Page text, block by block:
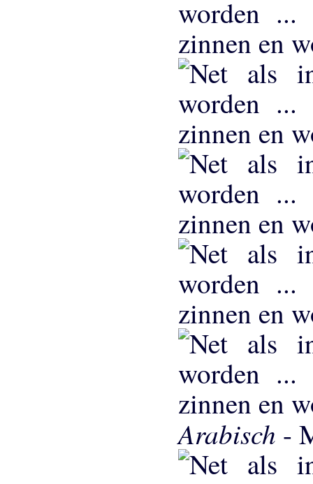
Arabisch -